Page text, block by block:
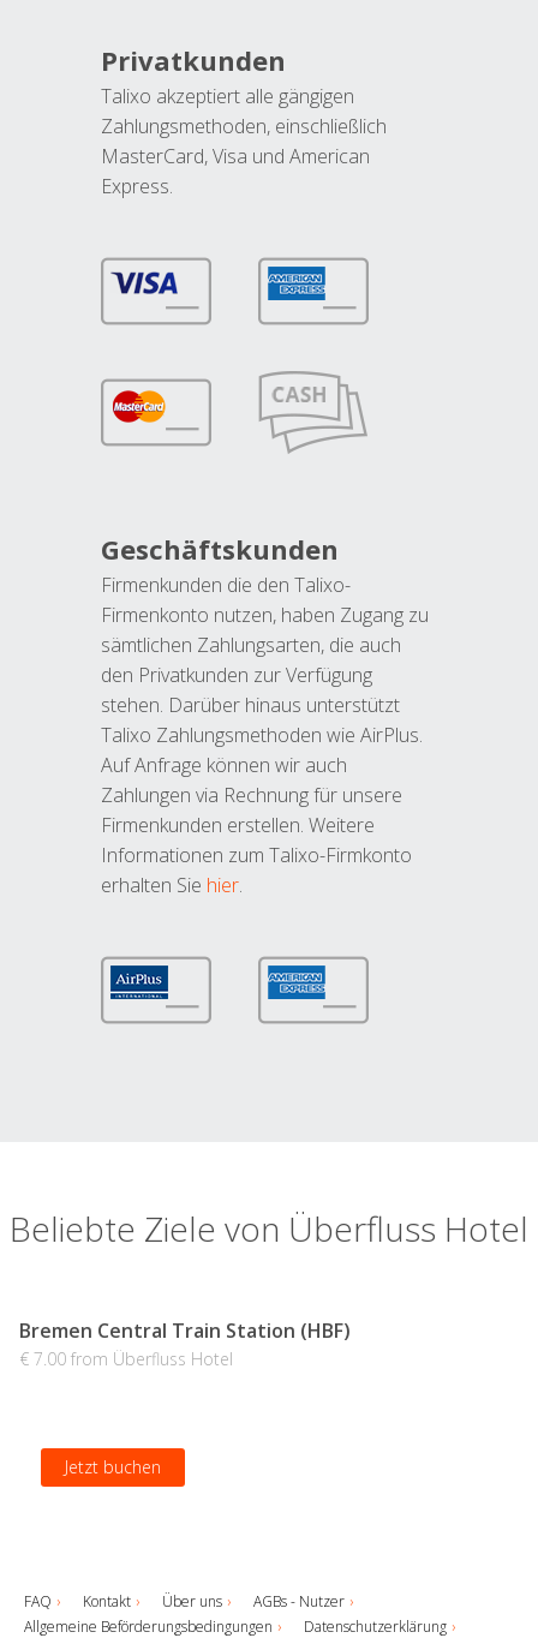
Privatkunden
Talixo akzeptiert alle gängigen
Zahlungsmethoden, einschließlich
MasterCard, Visa und American
Express.
Geschäftskunden
Firmenkunden die den Talixo-
Firmenkonto nutzen, haben Zugang zu
sämtlichen Zahlungsarten, die auch
den Privatkunden zur Verfügung
stehen. Darüber hinaus unterstützt
Talixo Zahlungsmethoden wie AirPlus.
Auf Anfrage können wir auch
Zahlungen via Rechnung für unsere
Firmenkunden erstellen. Weitere
Informationen zum Talixo-Firmkonto
erhalten Sie hier.
Beliebte Ziele von Überfluss Hotel
Bremen Central Train Station (HBF)
€ 7.00 from Überfluss Hotel
Jetzt buchen
FAQ Kontakt Über uns
AGBs - Nutzer
Allgemeine Beförderungsbedingungen
Datenschutzerklärung